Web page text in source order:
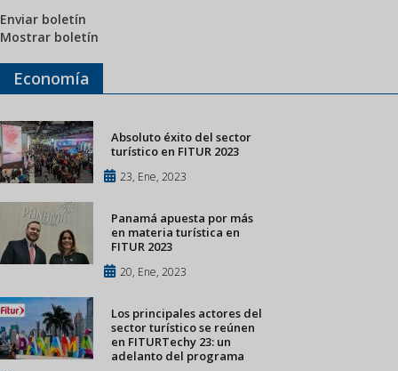
Enviar boletín
Mostrar boletín
Economía
Absoluto éxito del sector
turístico en FITUR 2023
23, Ene, 2023
Panamá apuesta por más
en materia turística en
FITUR 2023
20, Ene, 2023
Los principales actores del
sector turístico se reúnen
en FITURTechy 23: un
adelanto del programa